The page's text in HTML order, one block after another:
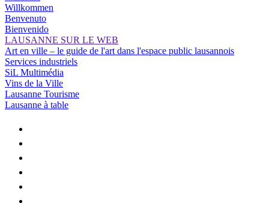
Willkommen
Benvenuto
Bienvenido
LAUSANNE SUR LE WEB
Art en ville – le guide de l'art dans l'espace public lausannois
Services industriels
SiL Multimédia
Vins de la Ville
Lausanne Tourisme
Lausanne à table